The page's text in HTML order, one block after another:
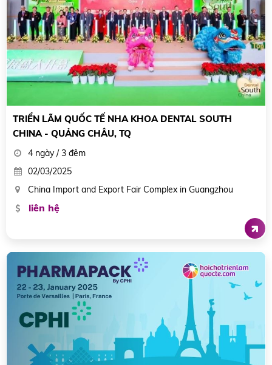
TRIỂN LÃM QUỐC TẾ NHA KHOA DENTAL SOUTH
CHINA - QUẢNG CHÂU, TQ
4 ngày / 3 đêm
02/03/2025
China Import and Export Fair Complex in Guangzhou
liên hệ